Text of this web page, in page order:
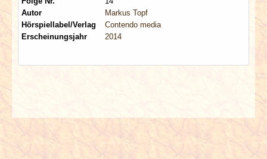
Autor
Markus Topf
Hörspiellabel/Verlag
Contendo media
Erscheinungsjahr
2014